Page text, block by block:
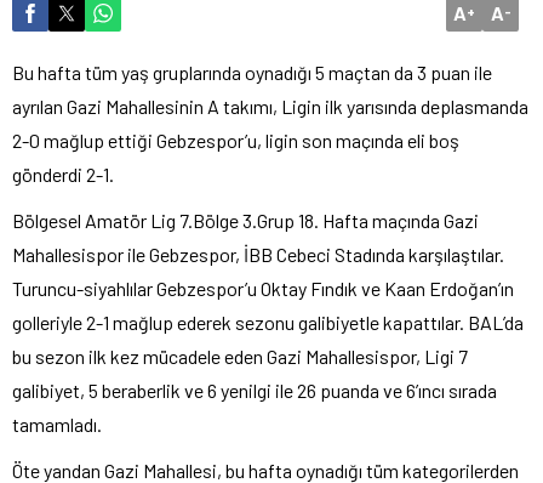
A+ A-
Bu hafta tüm yaş gruplarında oynadığı 5 maçtan da 3 puan ile
ayrılan Gazi Mahallesinin A takımı, Ligin ilk yarısında deplasmanda
2-0 mağlup ettiği Gebzespor’u, ligin son maçında eli boş
gönderdi 2-1.
Bölgesel Amatör Lig 7.Bölge 3.Grup 18. Hafta maçında Gazi
Mahallesispor ile Gebzespor, İBB Cebeci Stadında karşılaştılar.
Turuncu-siyahlılar Gebzespor’u Oktay Fındık ve Kaan Erdoğan’ın
golleriyle 2-1 mağlup ederek sezonu galibiyetle kapattılar. BAL’da
bu sezon ilk kez mücadele eden Gazi Mahallesispor, Ligi 7
galibiyet, 5 beraberlik ve 6 yenilgi ile 26 puanda ve 6’ıncı sırada
tamamladı.
Öte yandan Gazi Mahallesi, bu hafta oynadığı tüm kategorilerden